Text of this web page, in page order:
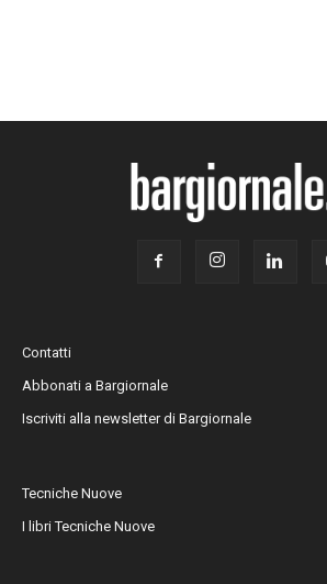
Contatti
Abbonati a Bargiornale
Iscriviti alla newsletter di Bargiornale
Tecniche Nuove
I libri Tecniche Nuove